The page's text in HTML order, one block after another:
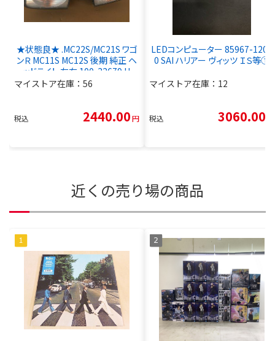
★状態良★ .MC22S/MC21S ワゴ
ンＲ MC11S MC12S 後期 純正 ヘ
ッドライト 左右 100-32679 H
マイストア在庫： 56
税込 2440.00円
LEDコンピューター 85967-1201
0 SAI ハリアー ヴィッツ ＩＳ等①
マイストア在庫： 12
税込 3060.00
近くの売り場の商品